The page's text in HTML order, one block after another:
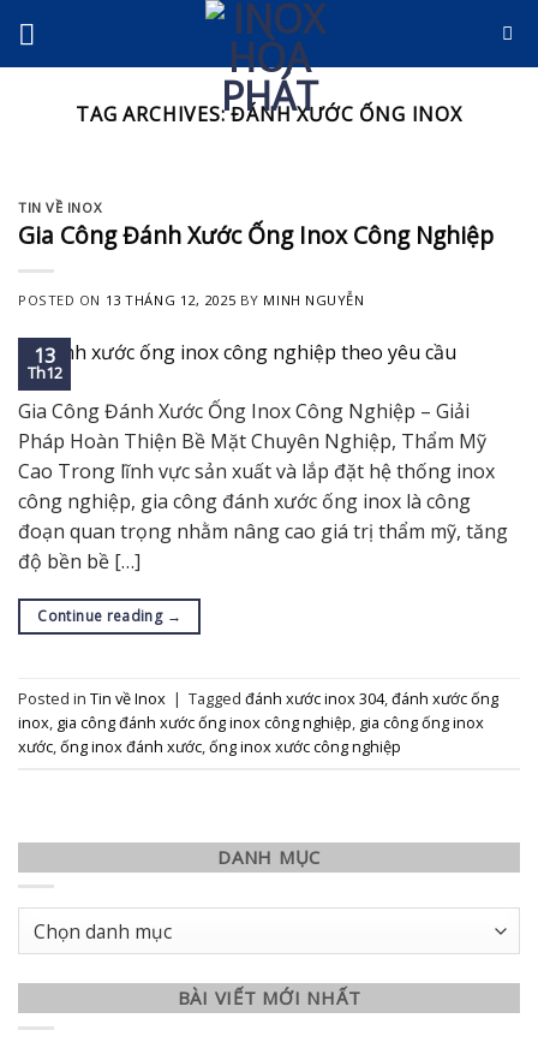
content
TAG ARCHIVES:ĐÁNH XƯỚC ỐNG INOX
TIN VỀ INOX
Gia Công Đánh Xước Ống Inox Công Nghiệp
POSTED ON 13 THÁNG 12, 2025 BY MINH NGUYỄN
13
Th12
Gia Công Đánh Xước Ống Inox Công Nghiệp – Giải
Pháp Hoàn Thiện Bề Mặt Chuyên Nghiệp, Thẩm Mỹ
Cao Trong lĩnh vực sản xuất và lắp đặt hệ thống inox
công nghiệp, gia công đánh xước ống inox là công
đoạn quan trọng nhằm nâng cao giá trị thẩm mỹ, tăng
độ bền bề […]
Continue reading →
Posted in Tin về Inox | Tagged đánh xước inox 304,đánh xước ống
inox, gia công đánh xước ống inox công nghiệp, gia công ống inox
xước,ống inox đánh xước,ống inox xước công nghiệp
DANH MỤC
Danh
mục
BÀI VIẾT MỚI NHẤT